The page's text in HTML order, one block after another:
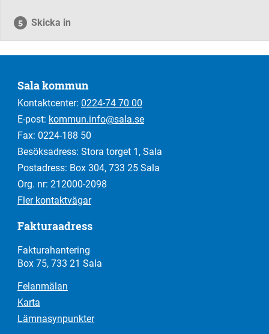
Skicka in
Sala kommun
Kontaktcenter: 0224-74 70 00
E-post: kommun.info@sala.se
Fax: 0224-188 50
Besöksadress: Stora torget 1, Sala
Postadress: Box 304, 733 25 Sala
Org. nr: 212000-2098
Fler kontaktvägar
Fakturaadress
Fakturahantering
Box 75, 733 21 Sala
Felanmälan
Karta
Lämnasynpunkter